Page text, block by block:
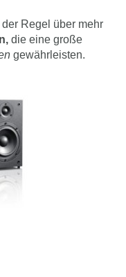
Regel über mehr
die eine große
gewährleisten.